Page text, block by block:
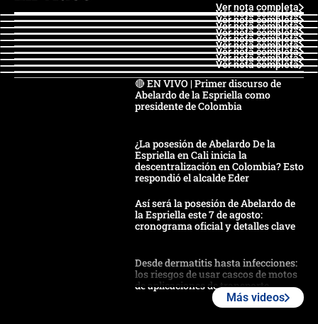
Ver nota completa
Ver nota completa
Ver nota completa
Ver nota completa
Ver nota completa
Ver nota completa
Ver nota completa
Ver nota completa
Ver nota completa
Ver nota completa
🔴 EN VIVO | Primer discurso de
Abelardo de la Espriella como
presidente de Colombia
¿La posesión de Abelardo De la
Espriella en Cali inicia la
descentralización en Colombia? Esto
respondió el alcalde Eder
Así será la posesión de Abelardo de
la Espriella este 7 de agosto:
cronograma oficial y detalles clave
Desde dermatitis hasta infecciones:
los riesgos de usar cascos de motos
de aplicaciones de transporte
Más videos